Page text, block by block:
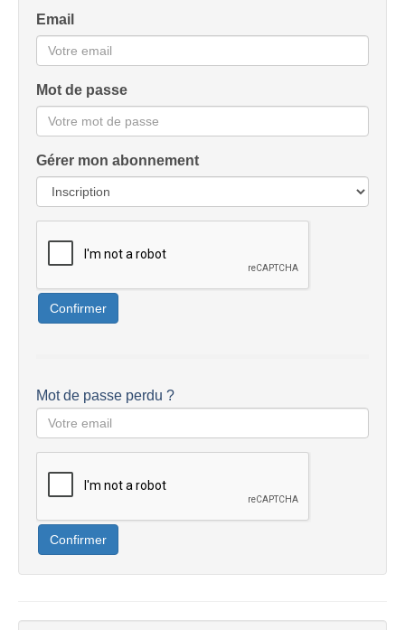
Email
Mot de passe
Gérer mon abonnement
Confirmer
Mot de passe perdu ?
Confirmer